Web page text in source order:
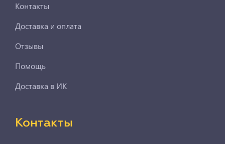
Контакты
Доставка и оплата
Отзывы
Помощь
Доставка в ИК
Контакты